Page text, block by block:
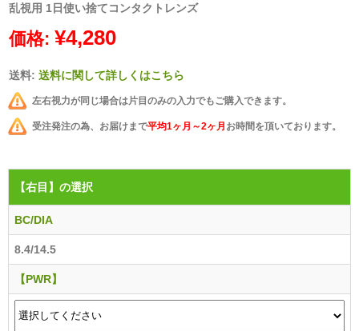
乱視用 1日使い捨てコンタクトレンズ
価格:¥4,280
送料:送料に関して詳しくはこちら
左右視力が同じ場合は片目のみの入力でもご購入できます。
受注発注の為、お届けまで平均1ヶ月～2ヶ月 お時間を頂いております。
【右目】 の選択
BC/DIA
8.4/14.5
【PWR】